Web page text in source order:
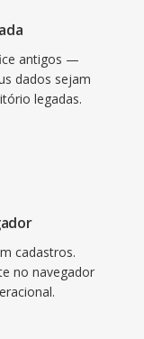
antigos —
dados sejam
legadas.
cadastros.
no navegador